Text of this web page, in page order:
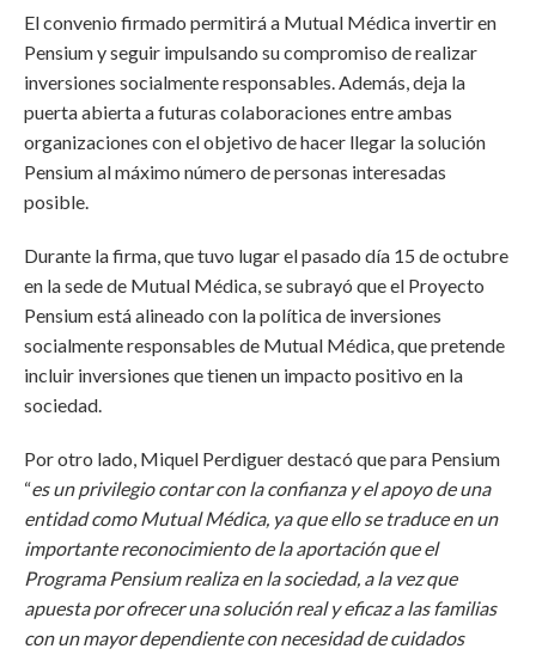
El convenio firmado permitirá a Mutual Médica invertir en
Pensium y seguir impulsando su compromiso de realizar
inversiones socialmente responsables. Además, deja la
puerta abierta a futuras colaboraciones entre ambas
organizaciones con el objetivo de hacer llegar la solución
Pensium al máximo número de personas interesadas
posible.
Durante la firma, que tuvo lugar el pasado día 15 de octubre
en la sede de Mutual Médica, se subrayó que el Proyecto
Pensium está alineado con la política de inversiones
socialmente responsables de Mutual Médica, que pretende
incluir inversiones que tienen un impacto positivo en la
sociedad.
Por otro lado, Miquel Perdiguer destacó que para Pensium
“es un privilegio contar con la confianza y el apoyo de una
entidad como Mutual Médica, ya que ello se traduce en un
importante reconocimiento de la aportación que el
Programa Pensium realiza en la sociedad, a la vez que
apuesta por ofrecer una solución real y eficaz a las familias
con un mayor dependiente con necesidad de cuidados